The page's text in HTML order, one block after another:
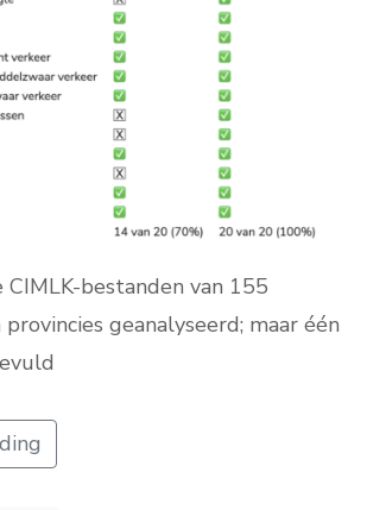
bestanden van 155
geanalyseerd; maar één